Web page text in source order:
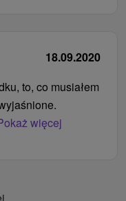
18.09.2020
to, co musiałem
więcej